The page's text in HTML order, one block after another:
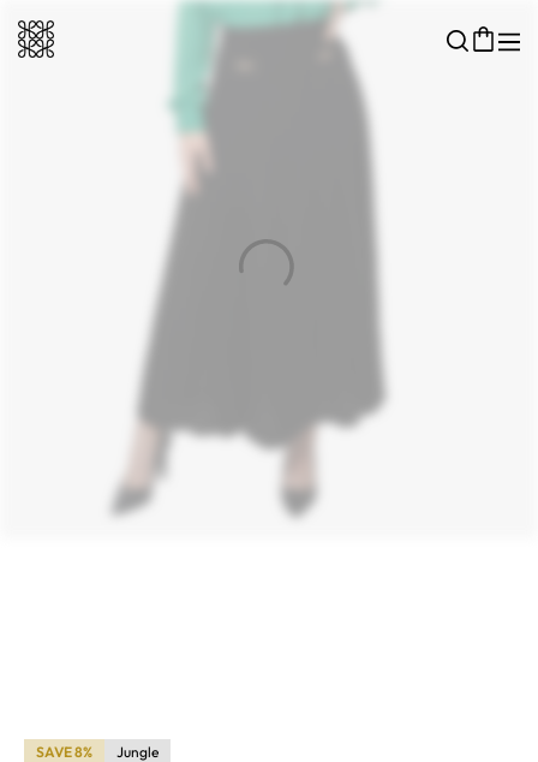
SAVE 8% Jungle